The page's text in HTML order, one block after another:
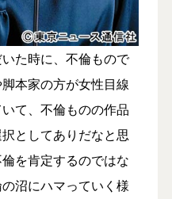
た時に、不倫もので
本家の方が女性目線
て、不倫ものの作品
としてありだなと思
を肯定するのではな
沼にハマっていく様